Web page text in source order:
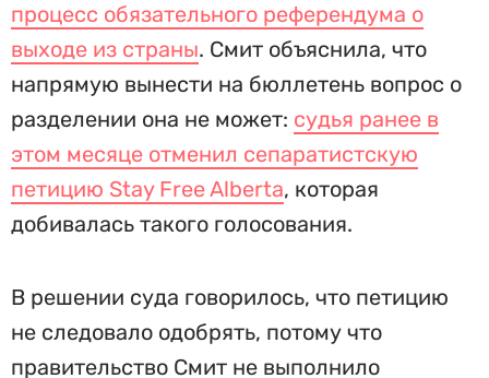
процесс обязательного референдума о
выходе из страны. Смит объяснила, что
напрямую вынести на бюллетень вопрос о
разделении она не может: судья ранее в
этом месяце отменил сепаратистскую
петицию Stay Free Alberta, которая
добивалась такого голосования.
В решении суда говорилось, что петицию
не следовало одобрять, потому что
правительство Смит не выполнило